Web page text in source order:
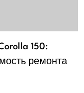
150:
ремонта